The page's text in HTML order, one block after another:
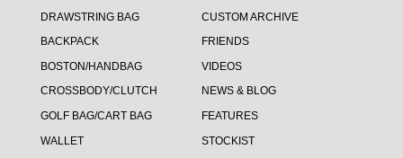
DRAWSTRING BAG
BACKPACK
BOSTON/HANDBAG
CROSSBODY/CLUTCH
GOLF BAG/CART BAG
WALLET
CUSTOM ARCHIVE
FRIENDS
VIDEOS
NEWS & BLOG
FEATURES
STOCKIST